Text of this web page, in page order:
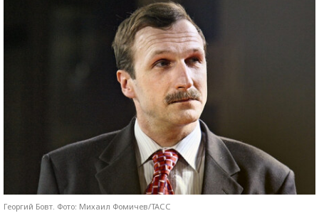
Георгий Бовт. Фото: Михаил Фомичев/ТАСС